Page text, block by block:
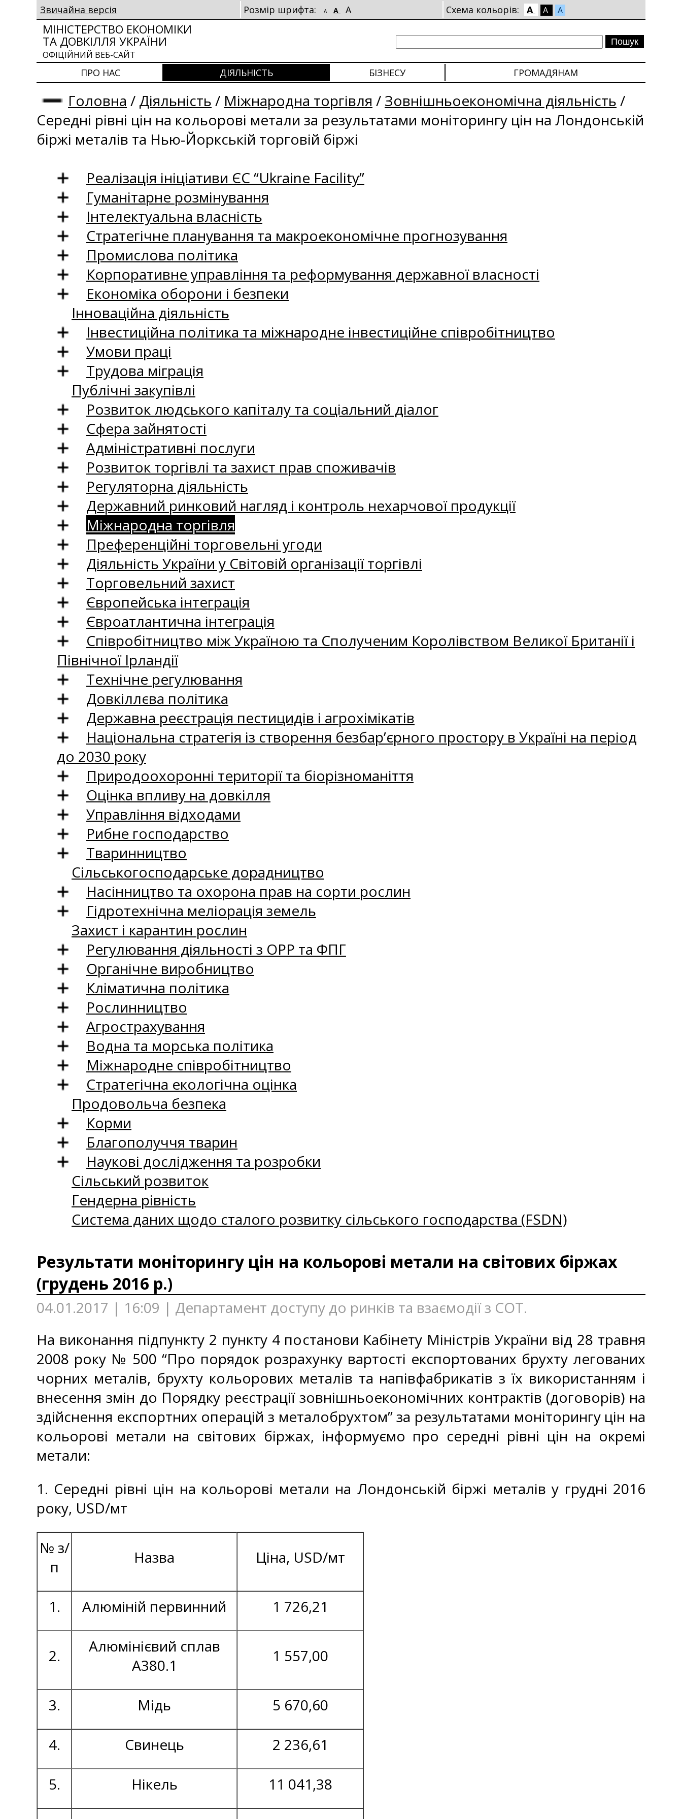
Звичайна версія Розмір шрифта: A A A Схема кольорів: A A A
МІНІСТЕРСТВО ЕКОНОМІКИ
ТА ДОВКІЛЛЯ УКРАЇНИ
ОФІЦІЙНИЙ ВЕБ-САЙТ
ПРО НАС ДІЯЛЬНІСТЬ БІЗНЕСУ ГРОМАДЯНАМ
Головна / Діяльність / Міжнародна торгівля / Зовнішньоекономічна діяльність /
Середні рівні цін на кольорові метали за результатами моніторингу цін на Лондонській
біржі металів та Нью-Йоркській торговій біржі
Реалізація ініціативи ЄС “Ukraine Facility”
Гуманітарне розмінування
Інтелектуальна власність
Стратегічне планування та макроекономічне прогнозування
Промислова політика
Корпоративне управління та реформування державної власності
Економіка оборони і безпеки
Інноваційна діяльність
Інвестиційна політика та міжнародне інвестиційне співробітництво
Умови праці
Трудова міграція
Публічні закупівлі
Розвиток людського капіталу та соціальний діалог
Сфера зайнятості
Адміністративні послуги
Розвиток торгівлі та захист прав споживачів
Регуляторна діяльність
Державний ринковий нагляд і контроль нехарчової продукції
Міжнародна торгівля
Преференційні торговельні угоди
Діяльність України у Світовій організації торгівлі
Торговельний захист
Європейська інтеграція
Євроатлантична інтеграція
Співробітництво між Україною та Сполученим Королівством Великої Британії і
Північної Ірландії
Технічне регулювання
Довкіллєва політика
Державна реєстрація пестицидів і агрохімікатів
Національна стратегія із створення безбар’єрного простору в Україні на період
до 2030 року
Природоохоронні території та біорізноманіття
Оцінка впливу на довкілля
Управління відходами
Рибне господарство
Тваринництво
Сільськогосподарське дорадництво
Насінництво та охорона прав на сорти рослин
Гідротехнічна меліорація земель
Захист і карантин рослин
Регулювання діяльності з ОРР та ФПГ
Органічне виробництво
Кліматична політика
Рослинництво
Агрострахування
Водна та морська політика
Міжнародне співробітництво
Стратегічна екологічна оцінка
Продовольча безпека
Корми
Благополуччя тварин
Наукові дослідження та розробки
Сільський розвиток
Гендерна рівність
Система даних щодо сталого розвитку сільського господарства (FSDN)
Результати моніторингу цін на кольорові метали на світових біржах
(грудень 2016 р.)
04.01.2017 | 16:09 | Департамент доступу до ринків та взаємодії з СОТ.
На виконання підпункту 2 пункту 4 постанови Кабінету Міністрів України від 28 травня
2008 року № 500 “Про порядок розрахунку вартості експортованих брухту легованих
чорних металів, брухту кольорових металів та напівфабрикатів з їх використанням і
внесення змін до Порядку реєстрації зовнішньоекономічних контрактів (договорів) на
здійснення експортних операцій з металобрухтом” за результатами моніторингу цін на
кольорові метали на світових біржах, інформуємо про середні рівні цін на окремі
метали:
1. Середні рівні цін на кольорові метали на Лондонській біржі металів у грудні 2016
року, USD/мт
№ з/
п
Назва Ціна, USD/мт
1. Алюміній первинний 1 726,21
2.
Алюмінієвий сплав
А380.1
1 557,00
3. Мідь 5 670,60
4. Свинець 2 236,61
5. Нікель 11 041,38